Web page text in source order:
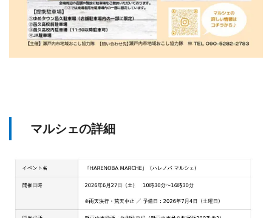
マルシェの詳細